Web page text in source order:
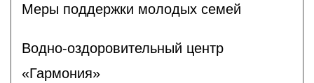
Меры поддержки молодых семей
Водно-оздоровительный центр
«Гармония»